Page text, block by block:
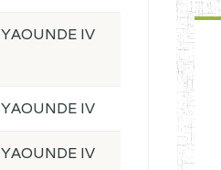
YAOUNDE IV
YAOUNDE IV
YAOUNDE IV